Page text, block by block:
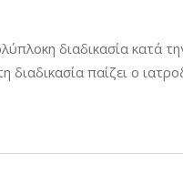
διαδικασία κατά
παίζει ο